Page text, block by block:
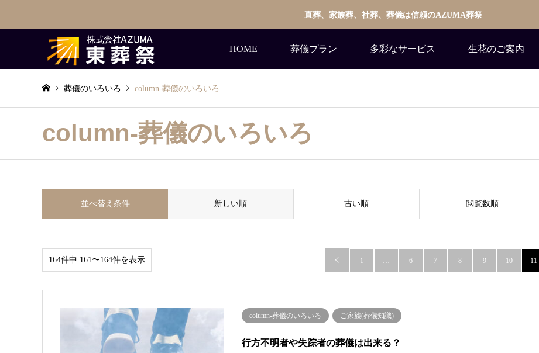
直葬、家族葬、社葬、葬儀は信頼のAZUMA葬祭
HOME 葬儀プラン 多彩なサービス 生花のご案内
葬儀のいろいろ column-葬儀のいろいろ
column-葬儀のいろいろ
並べ替え条件 新しい順 古い順 閲覧数順
164件中 161〜164件を表示  1 … 6 7 8 9 10 11
column-葬儀のいろいろ ご家族(葬儀知識)
行方不明者や失踪者の葬儀は出来る？